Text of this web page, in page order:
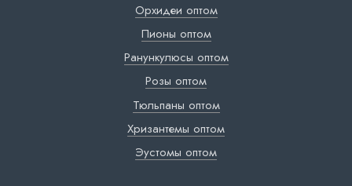
Орхидеи оптом
Пионы оптом
Ранункулюсы оптом
Розы оптом
Тюльпаны оптом
Хризантемы оптом
Эустомы оптом